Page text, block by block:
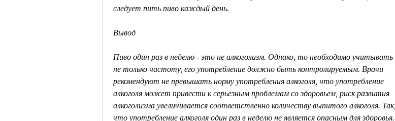
следует пить пиво каждый день.
Вывод
Пиво один раз в неделю - это не алкоголизм. Однако, то необходимо учитывать
не только частоту, его употребление должно быть контролируемым. Врачи
рекомендуют не превышать норму употребления алкоголя, что употребление
алкоголя может привести к серьезным проблемам со здоровьем, риск развития
алкоголизма увеличивается соответственно количеству выпитого алкоголя. Так,
что употребление алкоголя один раз в неделю не является опасным для здоровья.